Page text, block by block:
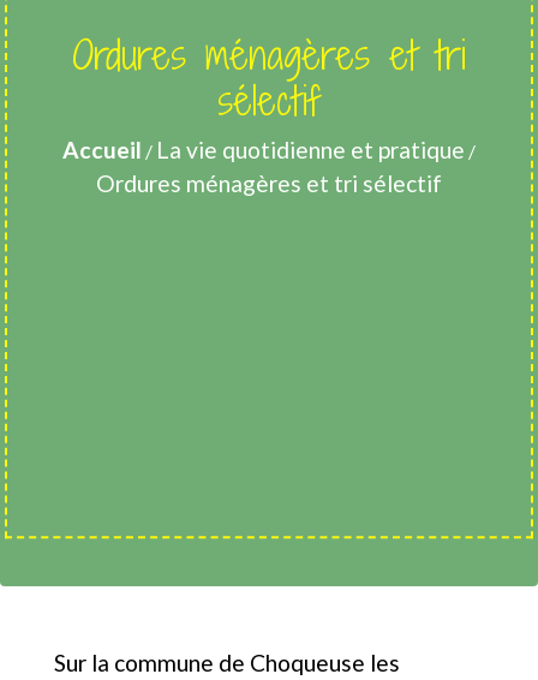
Ordures ménagères et tri
sélectif
Accueil / La vie quotidienne et pratique /
Ordures ménagères et tri sélectif
Sur la commune de Choqueuse les